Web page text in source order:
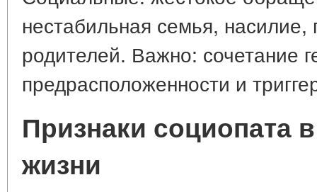
нестабильная семья,
родителей. Важно: сочетание
предрасположенности и
Признаки социопата
жизни